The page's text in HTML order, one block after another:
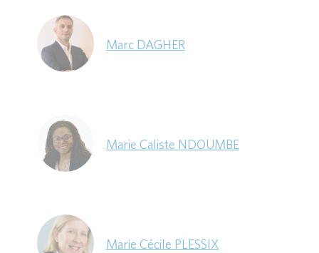
Marc DAGHER
Marie Caliste NDOUMBE
Marie Cécile PLESSIX